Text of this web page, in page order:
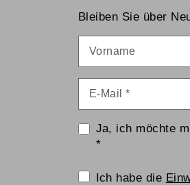
Bleiben Sie über
Ja, ich möchte
*
Ich habe die